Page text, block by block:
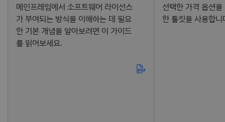
메인프레임에서 소프트웨어 라이선스
가 부여되는 방식을 이해하는 데 필요
한 기본 개념을 알아보려면 이 가이드
를 읽어보세요.
선택한 가격 옵션
한 툴킷을 사용합니